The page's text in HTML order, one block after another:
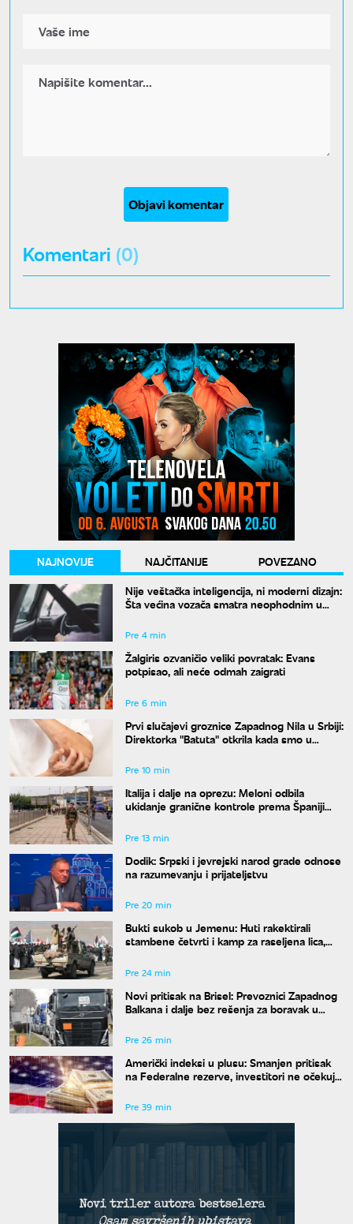
Objavi komentar
Komentari (0)
NAJNOVIJE NAJČITANIJE
POVEZANO
Nije veštačka inteligencija, ni moderni dizajn:
Šta većina vozača smatra neophodnim u
Pre 4 min
Žalgiris ozvaničio veliki povratak: Evans
potpisao, ali neće odmah zaigrati
Pre 6 min
Prvi slučajevi groznice Zapadnog Nila u Srbiji:
Direktorka "Batuta" otkrila kada smo u
Pre 10 min
Italija i dalje na oprezu: Meloni odbila
ukidanje granične kontrole prema Španiji
Pre 13 min
Dodik: Srpski i jevrejski narod grade odnose
na razumevanju i prijateljstvu
Pre 20 min
Bukti sukob u Jemenu: Huti rakektirali
stambene četvrti i kamp za raseljena lica,
Pre 24 min
Novi pritisak na Brisel: Prevoznici Zapadnog
Balkana i dalje bez rešenja za boravak u
Pre 26 min
Američki indeksi u plusu: Smanjen pritisak
na Federalne rezerve, investitori ne očekuju
Pre 39 min